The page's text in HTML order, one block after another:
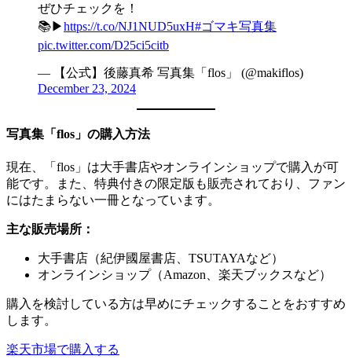
ぜひチェックを！
📚▶︎https://t.co/NJ1NUD5uxH#ゴマキ写真集
pic.twitter.com/D25ci5citb
— 【公式】後藤真希 写真集「flos」 (@makiflos)
December 23, 2024
写真集「flos」の購入方法
現在、「flos」は大手書店やオンラインショップで購入が可
能です。また、特典付きの限定版も販売されており、ファン
にはたまらない一冊となっています。
主な販売場所：
大手書店（紀伊國屋書店、TSUTAYAなど）
オンラインショップ（Amazon、楽天ブックスなど）
購入を検討している方は早めにチェックすることをおすすめ
します。
楽天市場で購入する